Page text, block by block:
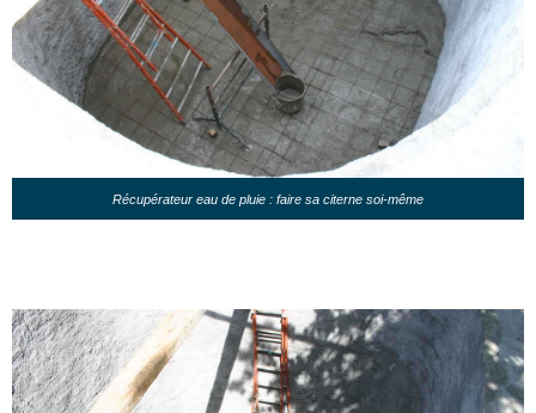
Récupérateur eau de pluie : faire sa citerne soi-même